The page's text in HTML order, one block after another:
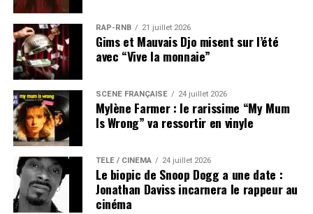
RAP-RNB 21 juillet 2026
Gims et Mauvais Djo misent sur l’été
avec “Vive la monnaie”
SCÈNE FRANÇAISE 24 juillet 2026
Mylène Farmer : le rarissime “My Mum
Is Wrong” va ressortir en vinyle
TÉLÉ / CINÉMA 24 juillet 2026
Le biopic de Snoop Dogg a une date :
Jonathan Daviss incarnera le rappeur au
cinéma